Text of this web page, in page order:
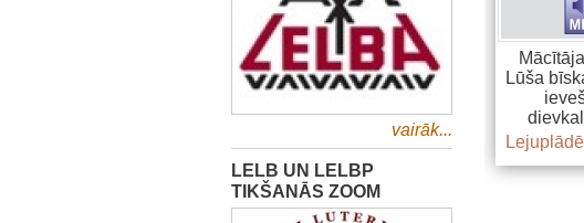
vairāk...
LELB UN LELBP
TIKŠANĀS ZOOM
Lūša